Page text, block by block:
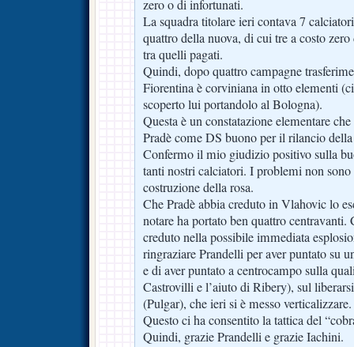
zero o di infortunati.
La squadra titolare ieri contava 7
quattro della nuova, di cui tre a costo
tra quelli pagati.
Quindi, dopo quattro campagne
Fiorentina è corviniana in otto elementi
scoperto lui portandolo al Bologna).
Questa è un constatazione elementare
Pradè come DS buono per il rilancio
Confermo il mio giudizio positivo sulla
tanti nostri calciatori. I problemi non sono
costruzione della rosa.
Che Pradè abbia creduto in Vlahovic lo
notare ha portato ben quattro
creduto nella possibile immediata
ringraziare Prandelli per aver puntato su
e di aver puntato a centrocampo sulla
Castrovilli e l’aiuto di Ribery), sul
(Pulgar), che ieri si è messo verticalizzare.
Questo ci ha consentito la tattica del
Quindi, grazie Prandelli e grazie Iachini.